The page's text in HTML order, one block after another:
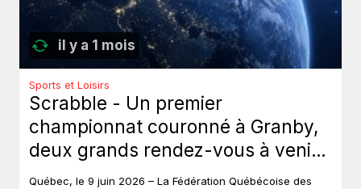
il y a 1 mois
Sports et Loisirs
Scrabble - Un premier
championnat couronné à Granby,
deux grands rendez-vous à venir
au Québec.
Québec, le 9 juin 2026 – La Fédération Québécoise des